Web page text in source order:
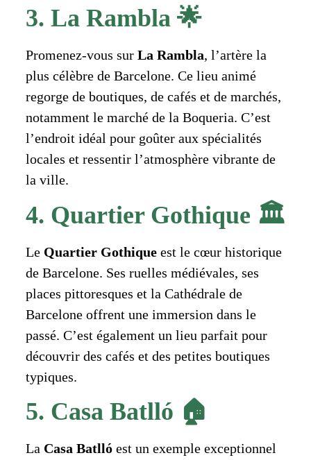
3. La Rambla 🌟
Promenez-vous sur La Rambla, l’artère la
plus célèbre de Barcelone. Ce lieu animé
regorge de boutiques, de cafés et de marchés,
notamment le marché de la Boqueria. C’est
l’endroit idéal pour goûter aux spécialités
locales et ressentir l’atmosphère vibrante de
la ville.
4. Quartier Gothique 🏛️
Le Quartier Gothiqueest le cœur historique
de Barcelone. Ses ruelles médiévales, ses
places pittoresques et la Cathédrale de
Barcelone offrent une immersion dans le
passé. C’est également un lieu parfait pour
découvrir des cafés et des petites boutiques
typiques.
5. Casa Batlló 🏠
La Casa Batllóest un exemple exceptionnel